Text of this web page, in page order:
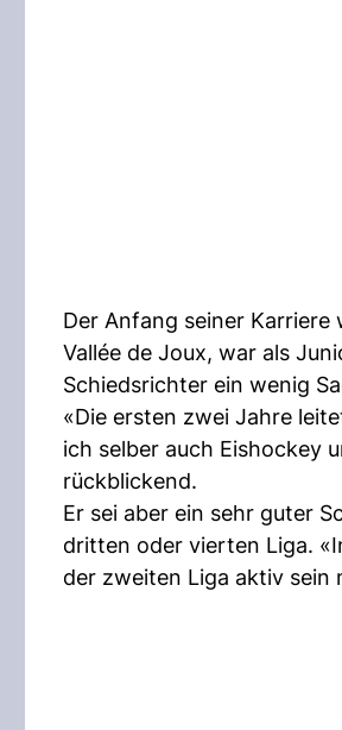
Der Anfang seiner Karriere
Vallée de Joux, war als
Schiedsrichter ein wenig
«Die ersten zwei Jahre
ich selber auch Eishockey
rückblickend.
Er sei aber ein sehr guter
dritten oder vierten Liga.
der zweiten Liga aktiv sein